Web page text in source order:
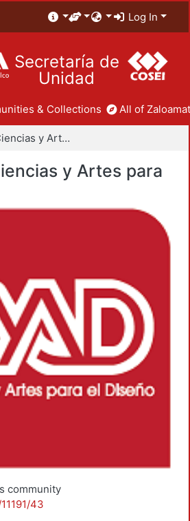
Log In
Secretaría de
Unidad
& Collections All of
División de Ciencias y Artes para el Diseño
y Artes para
community
43